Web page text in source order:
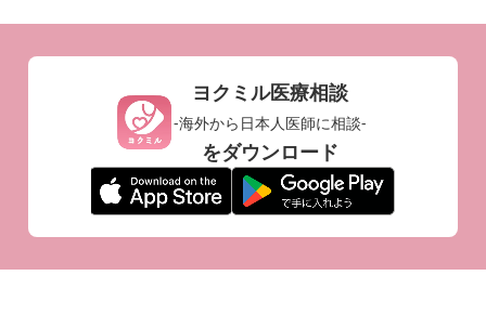
ヨクミル医療相談
-海外から日本人医師に相談-
をダウンロード